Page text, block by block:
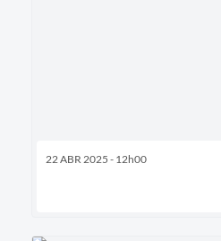
22 ABR 2025 - 12h00